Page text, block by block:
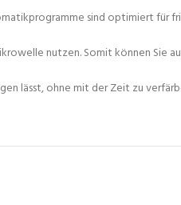
sind optimiert für
nutzen. Somit können
lässt, ohne mit der Zeit zu